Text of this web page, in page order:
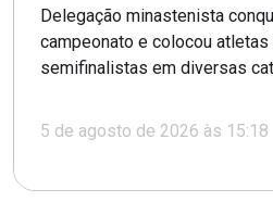
Delegação minastenista
campeonato e colocou atletas
semifinalistas em diversas
5 de agosto de 2026 às 15:18